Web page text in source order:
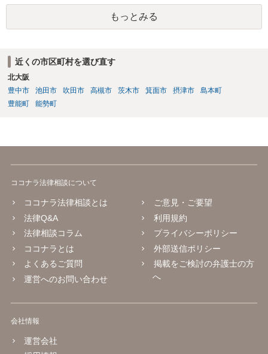
なく、恥を忍んで相手方が警察へ相談したところで、いきなり逮捕さ
れる可能性は低く、あっても呼び出しの上事情聴取がまず行われるこ
とになります。 いずれにせよ、御本人から相手方へ返信するのは避け
もっとみる
近くの市区町村を選び直す
北大阪
豊中市
池田市 吹田市 高槻市 茨木市 箕面市 摂津市
島本町
豊能町
能勢町
ココナラ法律相談について
ココナラ法律相談とは
法律Q&A
法律相談コラム
ココナラとは
よくあるご質問
運営へのお問い合わせ
ご意見・ご要望
利用規約
プライバシーポリシー
外部送信ポリシー
掲載をご検討の弁護士の方
へ
会社情報
運営会社